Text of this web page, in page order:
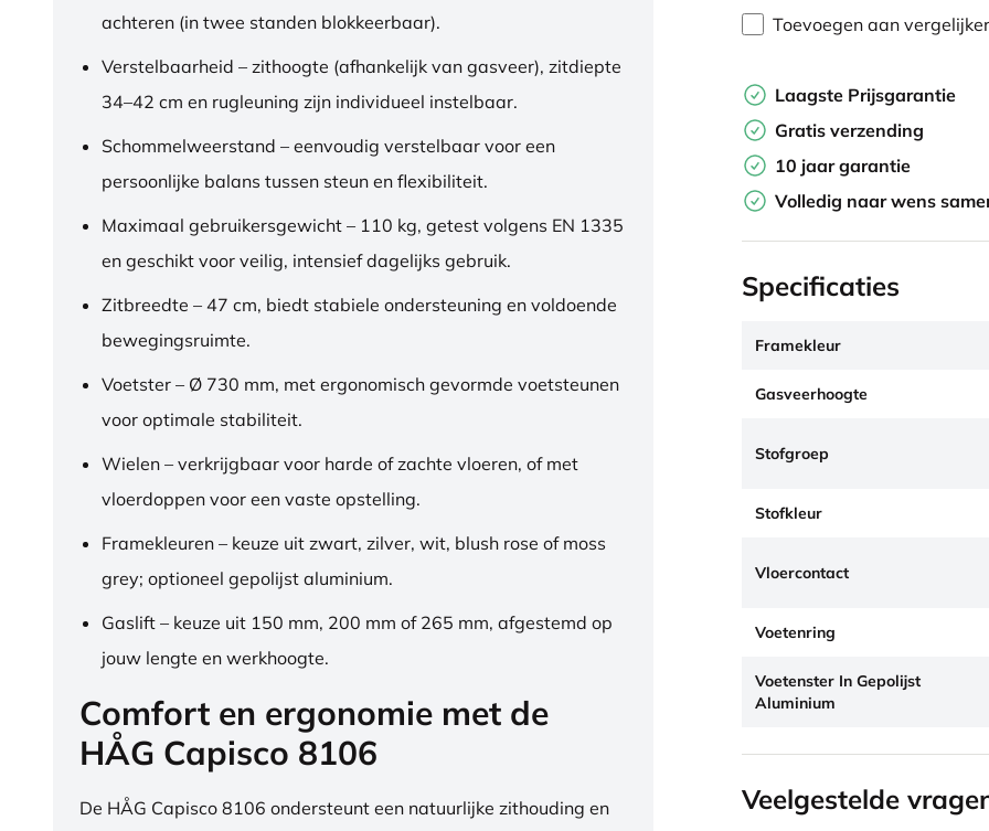
achteren (in twee standen blokkeerbaar).
Verstelbaarheid – zithoogte (afhankelijk van gasveer), zitdiepte
34–42 cm en rugleuning zijn individueel instelbaar.
Schommelweerstand – eenvoudig verstelbaar voor een
persoonlijke balans tussen steun en flexibiliteit.
Maximaal gebruikersgewicht – 110 kg, getest volgens EN 1335
en geschikt voor veilig, intensief dagelijks gebruik.
Zitbreedte – 47 cm, biedt stabiele ondersteuning en voldoende
bewegingsruimte.
Voetster – Ø 730 mm, met ergonomisch gevormde voetsteunen
voor optimale stabiliteit.
Wielen – verkrijgbaar voor harde of zachte vloeren, of met
vloerdoppen voor een vaste opstelling.
Framekleuren – keuze uit zwart, zilver, wit, blush rose of moss
grey; optioneel gepolijst aluminium.
Gaslift – keuze uit 150 mm, 200 mm of 265 mm, afgestemd op
jouw lengte en werkhoogte.
Comfort en ergonomie met de
HÅG Capisco 8106
De HÅG Capisco 8106 ondersteunt een natuurlijke zithouding en
Toevoegen aan vergelijker
Laagste Prijsgarantie
Gratis verzending
10 jaar garantie
Volledig naar wens
Specificaties
Framekleur
Gasveerhoogte
Stofgroep
Stofkleur
Vloercontact
Voetenring
Voetenster In Gepolijst
Aluminium
Veelgestelde